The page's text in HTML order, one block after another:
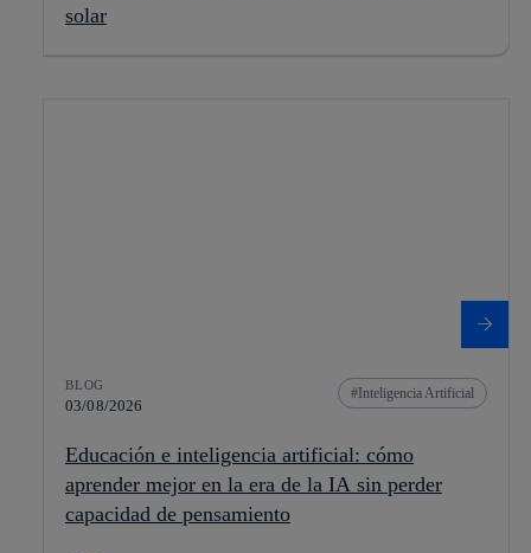
solar
BLOG
03/08/2026
Inteligencia Artificial
Educación e inteligencia artificial: cómo
aprender mejor en la era de la IA sin perder
capacidad de pensamiento